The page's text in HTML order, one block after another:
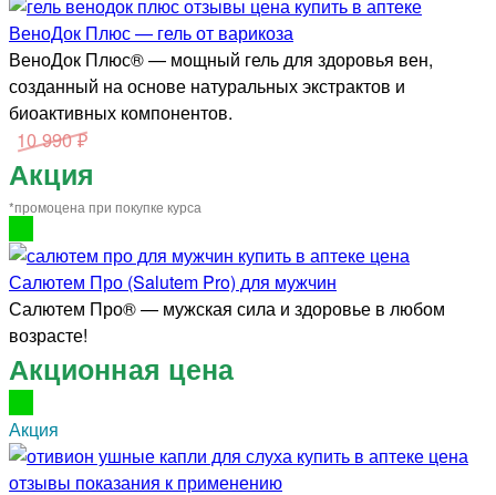
ВеноДок Плюс — гель от варикоза
ВеноДок Плюс® — мощный гель для здоровья вен,
созданный на основе натуральных экстрактов и
биоактивных компонентов.
10 990 ₽
Акция
*промоцена при покупке курса
Салютем Про (Salutem Pro) для мужчин
Салютем Про® — мужская сила и здоровье в любом
возрасте!
Акционная цена
Акция